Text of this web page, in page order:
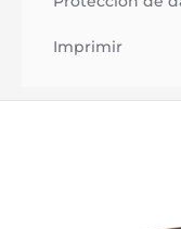
Imprimir